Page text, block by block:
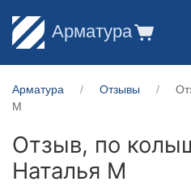
Арматура
Арматура Отзывы
М
Отзыв, по
Наталья М